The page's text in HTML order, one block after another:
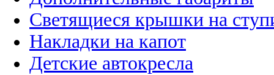
Светящиеся крышки на
Накладки на капот
Детские автокресла